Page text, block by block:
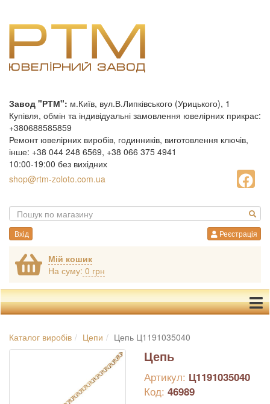
Завод "РТМ": м.Київ, вул.В.Липківського (Урицького), 1
Купівля, обмін та індивідуальні замовлення ювелірних прикрас:
+380688585859
Ремонт ювелірних виробів, годинників, виготовлення ключів,
інше: +38 044 248 6569, +38 066 375 4941
10:00-19:00 без вихідних
shop@rtm-zoloto.com.ua
Вхід Реєстрація
Мій кошик
На суму: 0 грн
Каталог виробів Цепи Цепь Ц1191035040
Цепь
Артикул: Ц1191035040
Код: 46989